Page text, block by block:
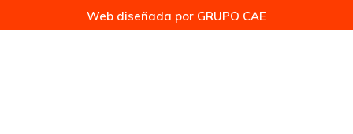
Web diseñada por GRUPO CAE